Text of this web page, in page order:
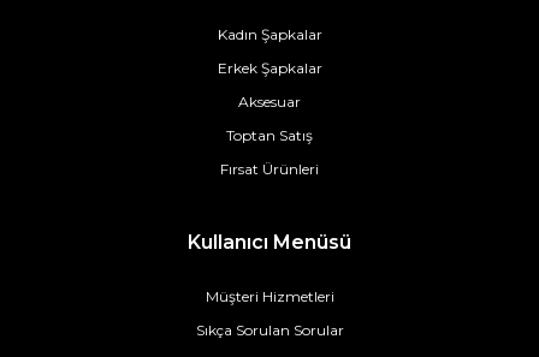
Kadın Şapkalar
Erkek Şapkalar
Aksesuar
Toptan Satış
Fırsat Ürünleri
Kullanıcı Menüsü
Müşteri Hizmetleri
Sıkça Sorulan Sorular